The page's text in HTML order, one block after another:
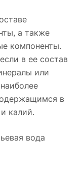
а также
компоненты.
в ее состав
или
в
калий.
вода